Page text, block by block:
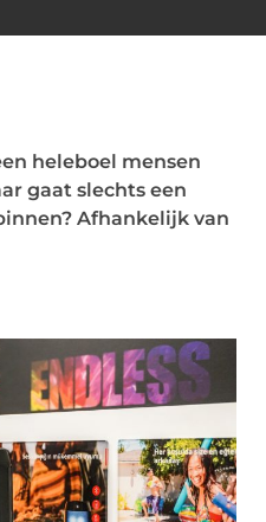
heleboel mensen
gaat slechts een
Afhankelijk van